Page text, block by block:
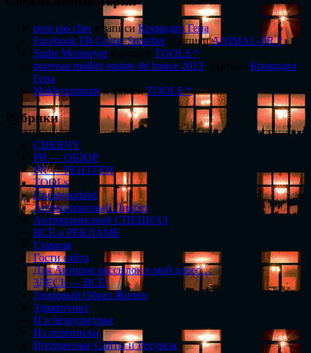
polo pas cherк записиКрокодил Гена
Facebook FB Group Snatcherк записиANIMAL-PR *
Sudie Mosmeyerк записи TOOLS *
nouveau maillot equipe de france 2013
Крокодил
Гена
Maklerzentrumк записиTOOLS *
Рубрики
CHERNY
PR — ОБЗОР
PR — РЕНТГЕН
TOOLs
Uncategorized
Антикризисный Ликбез
Антикризисный СПЕЦНАЗ
ВСЁ о РЕКЛАМЕ
Главная
Гости сайта
Для Авторов рассылок в мой адрес…
ЗДЕСЬ — ВСЁ!
Здоровый Образ Жизни
Здравпункт
И в безкультурье
Из переписки
Интересные Сайты и Ресурсы